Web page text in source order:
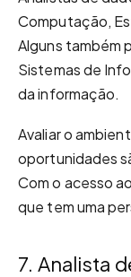
Computação,
Alguns também
Sistemas de
da informação.
Avaliar o
oportunidades
Com o acesso
que tem uma
7. Analista